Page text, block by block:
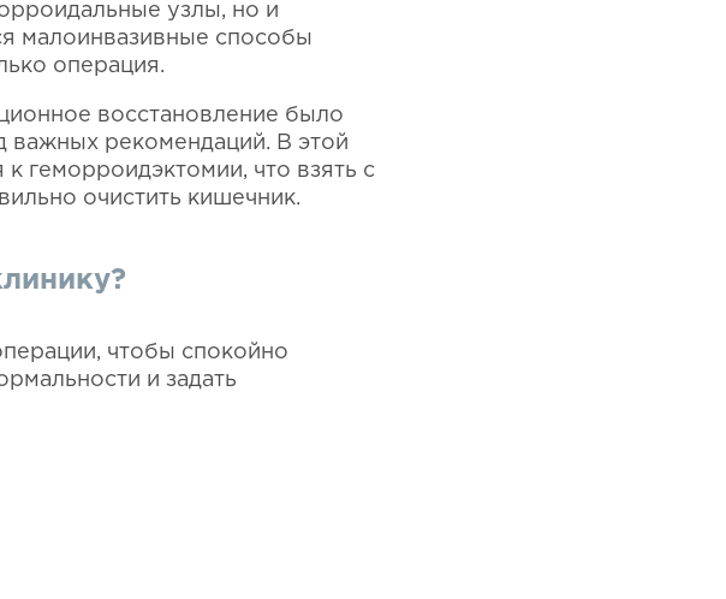
узлы, но и
малоинвазивные способы
операция.
восстановление было
важных рекомендаций. В этой
к геморроидэктомии, что взять с
очистить кишечник.
чтобы спокойно
и задать